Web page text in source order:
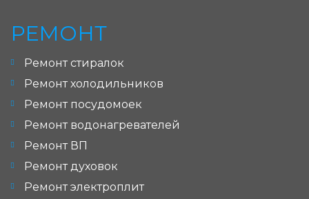
РЕМОНТ
Ремонт стиралок
Ремонт холодильников
Ремонт посудомоек
Ремонт водонагревателей
Ремонт ВП
Ремонт духовок
Ремонт электроплит